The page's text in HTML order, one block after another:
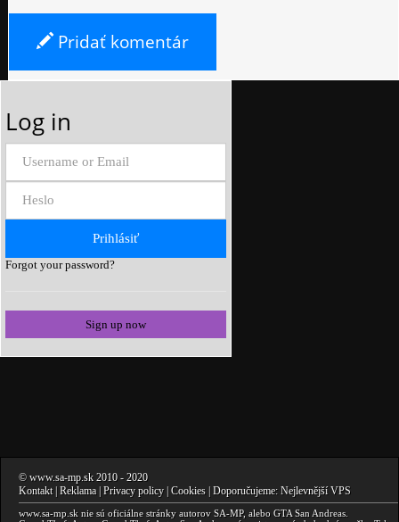
Pridať komentár
Log in
Forgot your password?
Sign up now
© www.sa-mp.sk 2010 - 2020
Kontakt| Reklama Privacy policy Cookies | Doporučujeme: Nejlevnější VPS
www.sa-mp.sk nie sú oficiálne stránky autorov SA-MP, alebo GTA San Andreas